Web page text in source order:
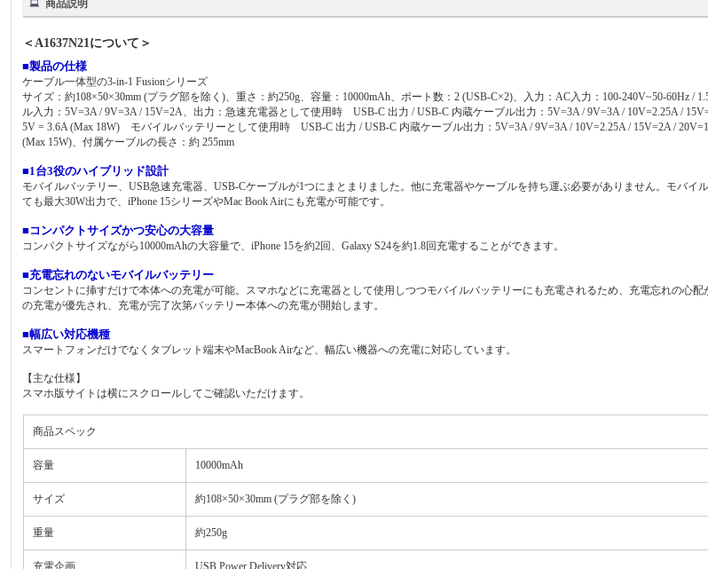
商品説明
＜A1637N21について＞
■製品の仕様
ケーブル一体型の3-in-1 Fusionシリーズ
サイズ：約108×50×30mm (プラグ部を除く)、重さ：約250g、容量：10000mAh、ポート数：2 (USB-C×2)、入力：AC入力：100-240V~50-60Hz /
ル入力：5V=3A / 9V=3A / 15V=2A、出力：急速充電器として使用時 USB-C 出力 / USB-C 内蔵ケーブル出力：5V=3A / 9V=3A / 10V=2.25A /
5V = 3.6A (Max 18W) モバイルバッテリーとして使用時 USB-C 出力 / USB-C 内蔵ケーブル出力：5V=3A / 9V=3A / 10V=2.25A / 15V=2A /
(Max 15W)、付属ケーブルの長さ：約 255mm
■1台3役のハイブリッド設計
モバイルバッテリー、USB急速充電器、USB-Cケーブルが1つにまとまりました。他に充電器やケーブルを持ち運ぶ必要がありません。モバイ
ても最大30W出力で、iPhone 15シリーズやMac Book Airにも充電が可能です。
■コンパクトサイズかつ安心の大容量
コンパクトサイズながら10000mAhの大容量で、iPhone 15を約2回、Galaxy S24を約1.8回充電することができます。
■充電忘れのないモバイルバッテリー
コンセントに挿すだけで本体への充電が可能。スマホなどに充電器として使用しつつモバイルバッテリーにも充電されるため、充電忘れの心
の充電が優先され、充電が完了次第バッテリー本体への充電が開始します。
■幅広い対応機種
スマートフォンだけでなくタブレット端末やMacBook Airなど、幅広い機器への充電に対応しています。
【主な仕様】
スマホ版サイトは横にスクロールしてご確認いただけます。
商品スペック
容量 10000mAh
サイズ 約108×50×30mm (プラグ部を除く)
重量 約250g
充電企画 USB Power Delivery対応